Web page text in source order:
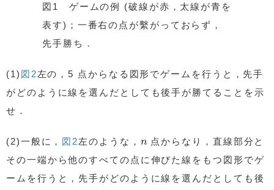
図1 ゲームの例 (破線が赤，太線が青を
表す)；一番右の点が繫がっておらず，
先手勝ち．
(1) 図2左の，5 点からなる図形でゲームを行うと，先手
がどのように線を選んだとしても後手が勝てることを示
せ．
(2)一般に， 図2左のような， n
n点からなり，直線部分と
その一端から他のすべての点に伸びた線をもつ図形でゲ
ームを行うと，先手がどのように線を選んだとしても後